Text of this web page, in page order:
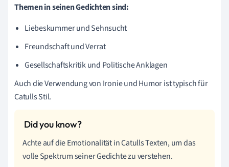
Themen in seinen Gedichten sind:
Liebeskummer und Sehnsucht
Freundschaft und Verrat
Gesellschaftskritik und Politische Anklagen
Auch die Verwendung von Ironie und Humor ist typisch für
Catulls Stil.
Achte auf die Emotionalität in Catulls Texten, um das
volle Spektrum seiner Gedichte zu verstehen.